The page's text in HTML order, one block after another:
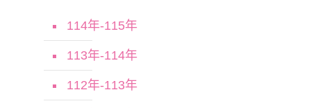
114年-115年
113年-114年
112年-113年